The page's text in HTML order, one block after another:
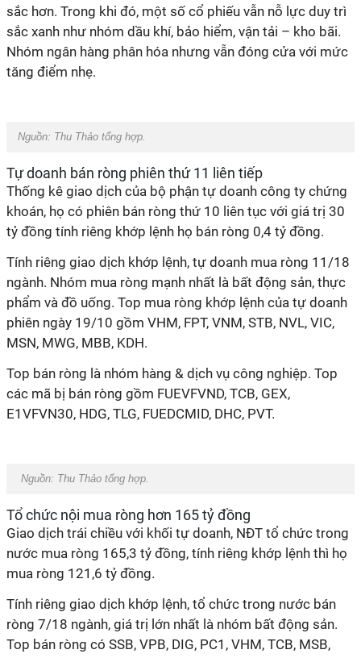
sắc hơn. Trong khi đó, một số cổ phiếu vẫn nỗ lực duy trì
sắc xanh như nhóm dầu khí, bảo hiểm, vận tải – kho bãi.
Nhóm ngân hàng phân hóa nhưng vẫn đóng cửa với mức
tăng điểm nhẹ.
Nguồn: Thu Thảo tổng hợp.
Tự doanh bán ròng phiên thứ 11 liên tiếp
Thống kê giao dịch của bộ phận tự doanh công ty chứng
khoán, họ có phiên bán ròng thứ 10 liên tục với giá trị 30
tỷ đồng tính riêng khớp lệnh họ bán ròng 0,4 tỷ đồng.
Tính riêng giao dịch khớp lệnh, tự doanh mua ròng 11/18
ngành. Nhóm mua ròng mạnh nhất là bất động sản, thực
phẩm và đồ uống. Top mua ròng khớp lệnh của tự doanh
phiên ngày 19/10 gồm VHM, FPT, VNM, STB, NVL, VIC,
MSN, MWG, MBB, KDH.
Top bán ròng là nhóm hàng & d ịch vụ công nghiệp. Top
các mã bị bán ròng gồm FUEVFVND, TCB, GEX,
E1VFVN30, HDG, TLG, FUEDCMID, DHC, PVT.
Nguồn: Thu Thảo tổng hợp.
Tổ chức nội mua ròng hơn 165tỷ đồng
Giao dịch trái chiều với khối tự doanh, NĐT tổ chức trong
nước mua ròng 165,3 tỷ đồng, tính riêng khớp lệnh thì họ
mua ròng 121,6 tỷ đồng.
Tính riêng giao dịch khớp lệnh, tổ chức trong nước bán
ròng 7/18 ngành, giá trị lớn nhất là nhóm bất động sản.
Top bán ròng có SSB, VPB, DIG, PC1, VHM, TCB, MSB,